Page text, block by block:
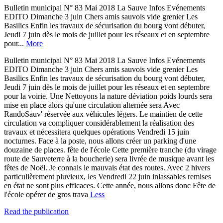
Bulletin municipal N° 83 Mai 2018 La Sauve Infos Evénements
EDITO Dimanche 3 juin Chers amis sauvois vide grenier Les
Basilics Enfin les travaux de sécurisation du bourg vont débuter,
Jeudi 7 juin dès le mois de juillet pour les réseaux et en septembre
pour... More
Bulletin municipal N° 83 Mai 2018 La Sauve Infos Evénements
EDITO Dimanche 3 juin Chers amis sauvois vide grenier Les
Basilics Enfin les travaux de sécurisation du bourg vont débuter,
Jeudi 7 juin dès le mois de juillet pour les réseaux et en septembre
pour la voirie. Une Nettoyons la nature déviation poids lourds sera
mise en place alors qu'une circulation alternée sera Avec
RandoSauv' réservée aux véhicules légers. Le maintien de cette
circulation va compliquer considérablement la réalisation des
travaux et nécessitera quelques opérations Vendredi 15 juin
nocturnes. Face à la poste, nous allons créer un parking d'une
douzaine de places. fête de l'école Cette première tranche (du virage
route de Sauveterre à la boucherie) sera livrée de musique avant les
fêtes de Noël. Je connais le mauvais état des routes. Avec 2 hivers
particulièrement pluvieux, les Vendredi 22 juin inlassables remises
en état ne sont plus efficaces. Cette année, nous allons donc Fête de
l'école opérer de gros trava Less
Read the publication